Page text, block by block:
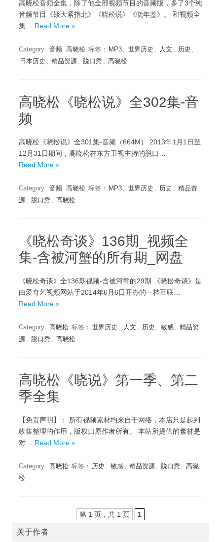
高晓松音频全集，除了他全部视频节目的音频版，多了3个纯
音频节目《矮大紧指北》《晓松说》《晓年鉴》。 和视频全
集… Read More »
Category: 音频 高晓松 标签： MP3 , 世界历史 , 人文 , 历史 ,
日本历史 , 精品资源 , 脱口秀 , 高晓松
高晓松《晓松说》全302集-音
频
高晓松《晓松说》全301集-音频（664M） 2013年1月1日至
12月31日期间，高晓松在东方卫视主持的脱口…
Read More »
Category: 音频 高晓松 标签： MP3 , 世界历史 , 历史 , 精品资
源 , 脱口秀 , 高晓松
《晓松奇谈》136期_视频全
集-含被河蟹的所有期_网盘
《晓松奇谈》全136期视频-含被河蟹的29期 《晓松奇谈》是
由爱奇艺视频网站于2014年6月6日开办的一档互联…
Read More »
Category: 高晓松 标签： 世界历史 , 人文 , 历史 , 敏感 , 精品资
源 , 脱口秀 , 高晓松
高晓松《晓说》第一季、第二
季全集
【免责声明】： 所有视频素材均来自于网络，本店只是起到
收集整理的作用，版权归原作者所有。 本站所提供的素材是
对… Read More »
Category: 高晓松 标签： 历史 , 敏感 , 精品资源 , 脱口秀 , 高晓
松
第 1 页，共 1 页 1
关于作者